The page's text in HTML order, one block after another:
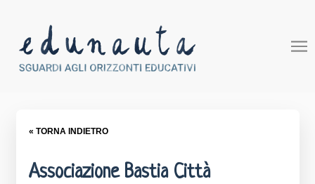
« TORNA INDIETRO
Associazione Bastia Città